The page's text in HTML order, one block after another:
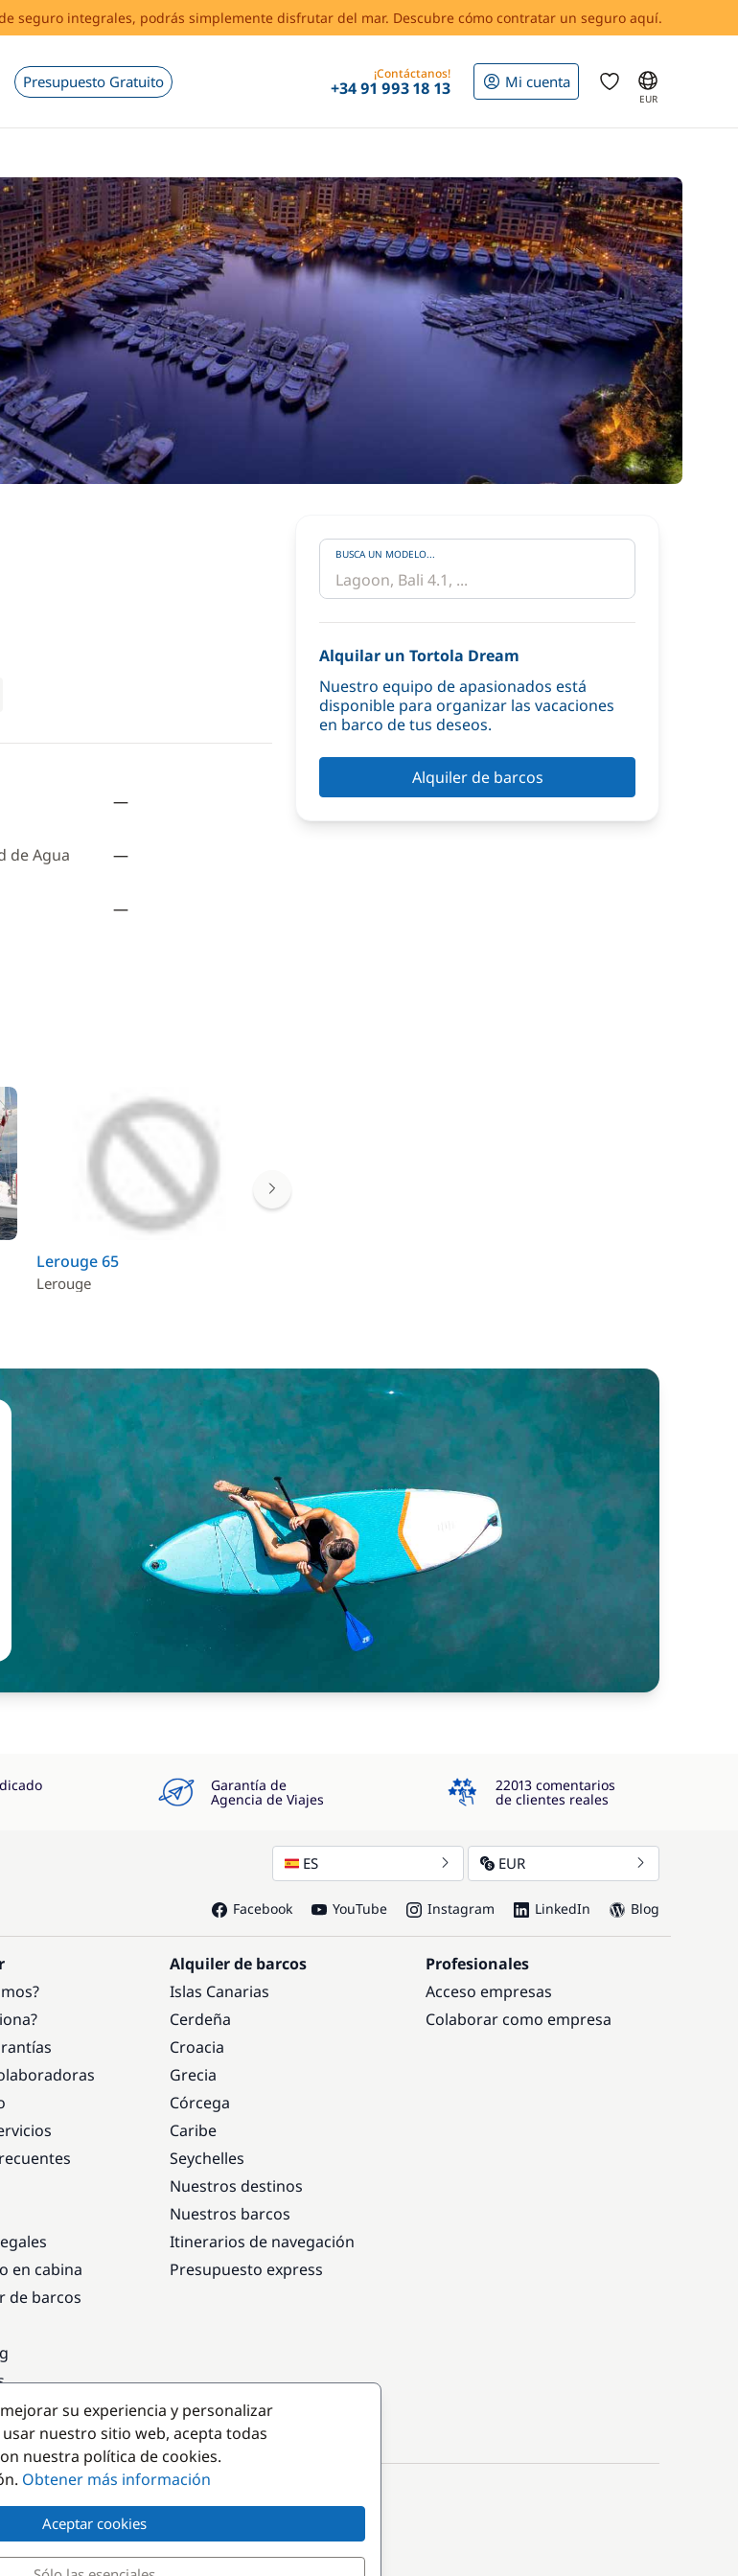
seguro integrales, podrás simplemente disfrutar del mar. Descubre cómo contratar un seguro aquí.
Presupuesto Gratuito ¡Contáctanos!
+34 91 993 18 13 Mi cuenta
EUR
—
de Agua —
—
Lerouge 65
Lerouge
BUSCA UN MODELO...
Alquilar un Tortola Dream
Nuestro equipo de apasionados está
disponible para organizar las vacaciones
en barco de tus deseos.
Alquiler de barcos
Garantía de
Agencia de Viajes
4.3
22013 comentarios
de clientes reales
ES EUR
Facebook YouTube Instagram LinkedIn Blog
en cabina
de barcos
Alquiler de barcos
Islas Canarias
Cerdeña
Croacia
Grecia
Córcega
Caribe
Seychelles
Nuestros destinos
Nuestros barcos
Itinerarios de navegación
Presupuesto express
Profesionales
Acceso empresas
Colaborar como empresa
su experiencia y personalizar
nuestro sitio web, acepta todas
nuestra política de cookies.
Obtener más información
Aceptar cookies